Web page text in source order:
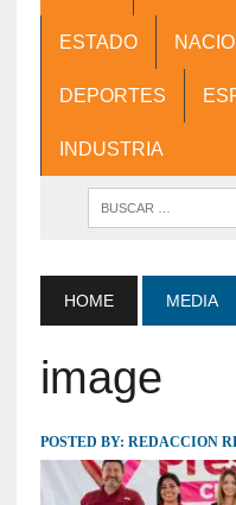
ESTADO
DEPORTES
INDUSTRIA
HOME MEDIA
image
POSTED BY: REDACCION